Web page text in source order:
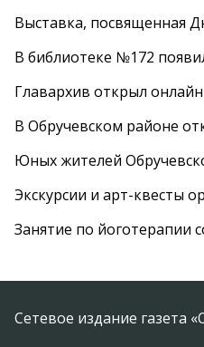
Выставка, посвященная
В библиотеке №172
Главархив открыл
В Обручевском районе
Юных жителей
Экскурсии и арт-квесты
Занятие по йоготерапии
Сетевое издание газета